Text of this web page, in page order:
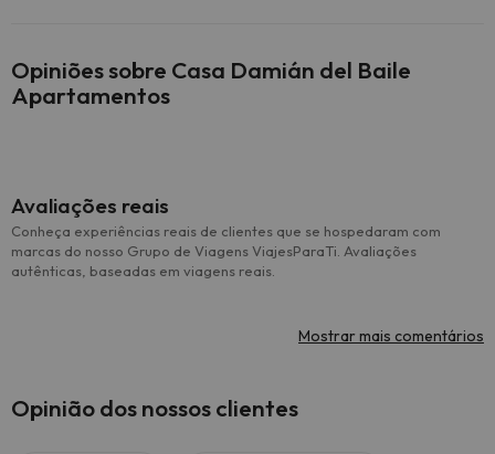
Opiniões sobre Casa Damián del Baile
Apartamentos
Avaliações reais
Conheça experiências reais de clientes que se hospedaram com
marcas do nosso Grupo de Viagens ViajesParaTi. Avaliações
autênticas, baseadas em viagens reais.
Mostrar mais comentários
Opinião dos nossos clientes